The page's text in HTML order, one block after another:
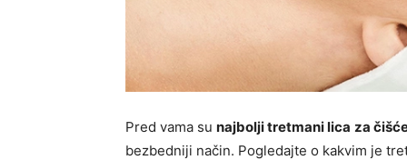
Pred vama su najbolji tretmani lica za
bezbedniji način. Pogledajte o kakvim je